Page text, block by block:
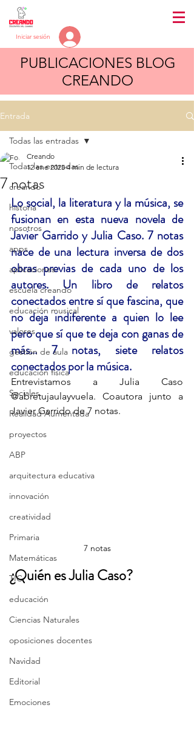
Iniciar sesión
PUBLICACIONES BLOG
CREANDO
Entrada
Todas las entradas
creando
historia
nosotros
apps
aplicaciones
escuela creando
educación musical
valores
gestión de aula
educación física
Sociales
Realidad Aumentada
proyectos
ABP
arquitectura educativa
innovación
creatividad
Primaria
Matemáticas
TIC
educación
Ciencias Naturales
oposiciones docentes
Navidad
Editorial
Emociones
Todas las entradas
7 notas
Creando
12 ene 2025 4 min de lectura
Lo social, la literatura y la música, se
fusionan en esta nueva novela de
Javier Garrido y Julia Caso. 7 notas
nace de una lectura inversa de dos
obras previas de cada uno de los
autores. Un libro de relatos
conectados entre sí que fascina, que
no deja indiferente a quien lo lee
pero que sí que te deja con ganas de
más... 7 notas, siete relatos
conectados por la música.
Entrevistamos a Julia Caso
@abretujaulayvuela. Coautora junto a
Javier Garrido de 7 notas.
7 notas
¿Quién es Julia Caso?